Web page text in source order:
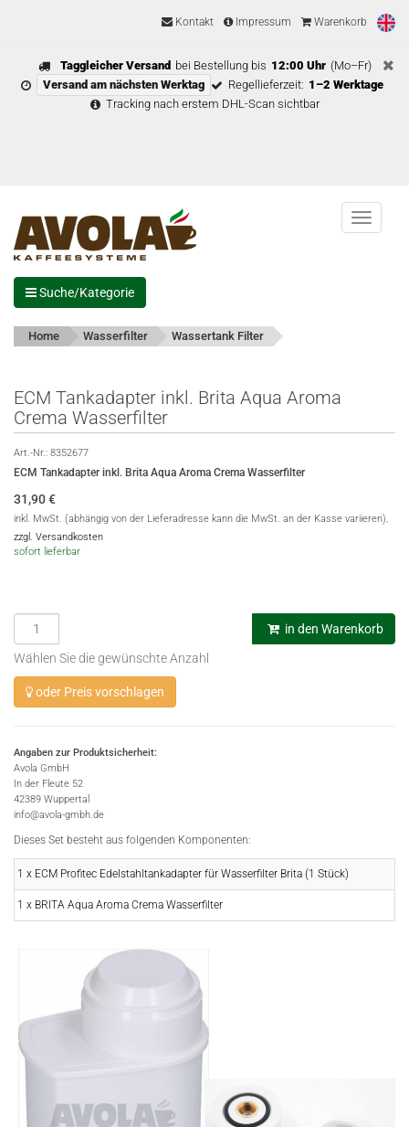
Kontakt Impressum Warenkorb
Taggleicher Versand bei Bestellung bis 12:00 Uhr (Mo–Fr)
Versand am nächsten Werktag
Regellieferzeit: 1–2 Werktage
Tracking nach erstem DHL-Scan sichtbar
Menu
Suche/Kategorie
Home Wasserfilter Wassertank Filter
ECM Tankadapter inkl. Brita Aqua Aroma
Crema Wasserfilter
Art.-Nr.: 8352677
ECM Tankadapter inkl. Brita Aqua Aroma Crema Wasserfilter
31,90€
inkl. MwSt. (abhängig von der Lieferadresse kann die MwSt. an der Kasse variieren),
zzgl. Versandkosten
sofort lieferbar
in den Warenkorb
Wählen Sie die gewünschte Anzahl
oder Preis vorschlagen
Angaben zur Produktsicherheit:
Avola GmbH
In der Fleute 52
42389 Wuppertal
info@avola-gmbh.de
Dieses Set besteht aus folgenden Komponenten:
1 x ECM Profitec Edelstahltankadapter für Wasserfilter Brita (1 Stück)
1 x BRITA Aqua Aroma Crema Wasserfilter